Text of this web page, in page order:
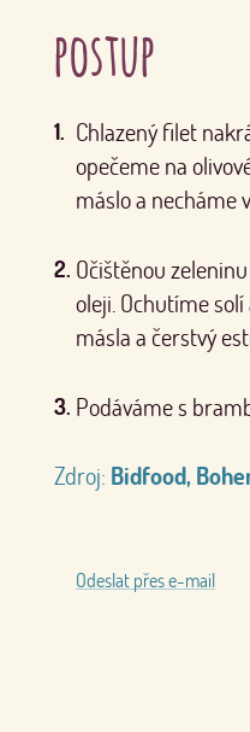
postup
Chlazený filet
opečeme na
máslo a necháme
Očištěnou
oleji. Ochutíme
másla a čerstvý
Podáváme s
Zdroj: Bidfood,
Odeslat přes e-mail